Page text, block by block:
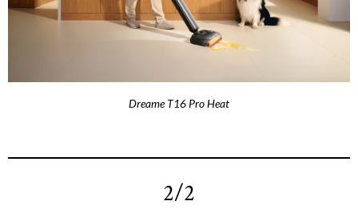
Dreame T16 Pro Heat
2/2